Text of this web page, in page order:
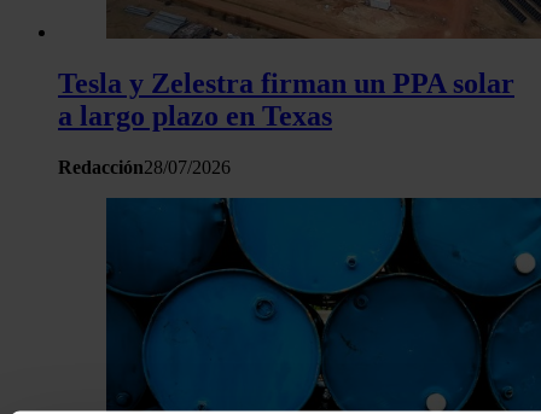
Tesla y Zelestra firman un PPA solar
a largo plazo en Texas
Redacción28/07/2026